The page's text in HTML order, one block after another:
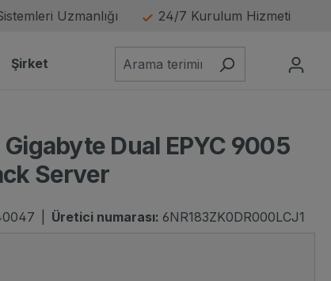
Uzmanlığı 24/7 Kurulum Hizmeti
Şirket
Dual EPYC 9005
Server
Üretici numarası: 6NR183ZK0DR000LCJ1